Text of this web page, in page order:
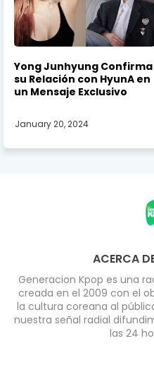
Yong Junhyung Confirma
su Relación con HyunA en
un Mensaje Exclusivo
January 20, 2024
ACERCA
Generacion Kpop es una
creada en el 2009 con el
la cultura coreana al
nuestra señal radial
las 24